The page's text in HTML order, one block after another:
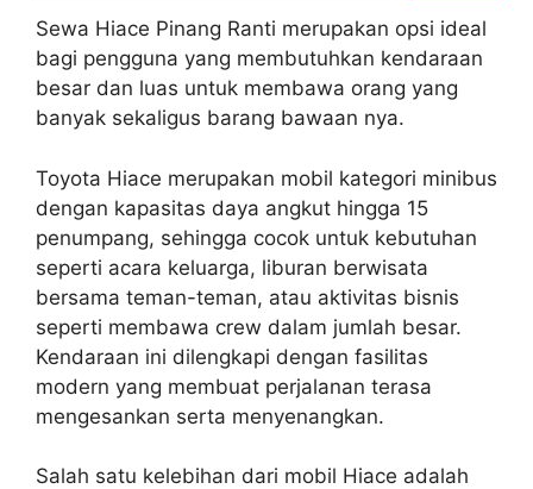
Sewa Hiace Pinang Ranti merupakan opsi ideal
bagi pengguna yang membutuhkan kendaraan
besar dan luas untuk membawa orang yang
banyak sekaligus barang bawaan nya.
Toyota Hiace merupakan mobil kategori minibus
dengan kapasitas daya angkut hingga 15
penumpang, sehingga cocok untuk kebutuhan
seperti acara keluarga, liburan berwisata
bersama teman-teman, atau aktivitas bisnis
seperti membawa crew dalam jumlah besar.
Kendaraan ini dilengkapi dengan fasilitas
modern yang membuat perjalanan terasa
mengesankan serta menyenangkan.
Salah satu kelebihan dari mobil Hiace adalah